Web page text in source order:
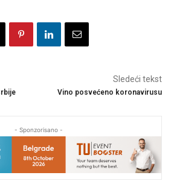
Sledeći tekst
Vino posvećeno koronavirusu
- Sponzorisano -